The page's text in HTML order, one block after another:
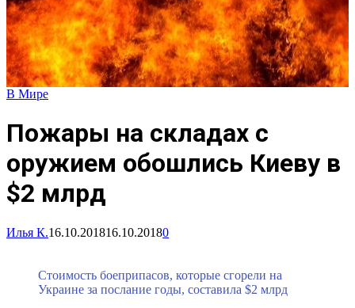
В Мире
Пожары на складах с
оружием обошлись Киеву в
$2 млрд
Илья К.16.10.201816.10.20180
Стоимость боеприпасов, которые сгорели на
Украине за послание годы, составила $2 млрд